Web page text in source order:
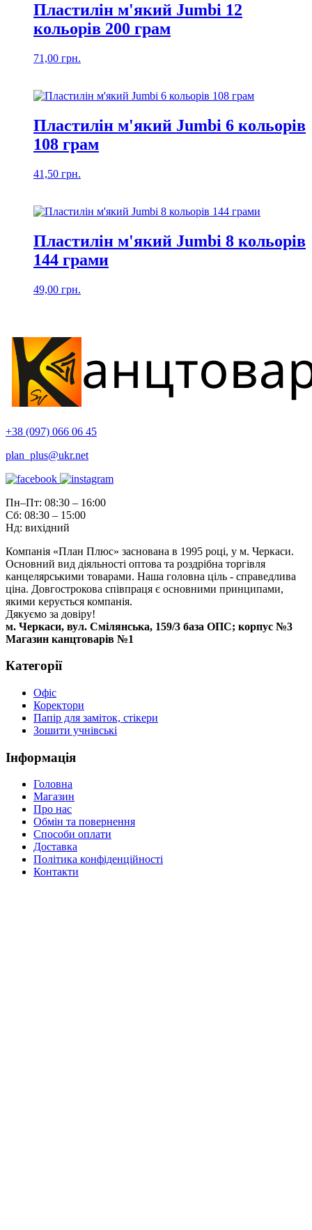
Пластилін м'який Jumbi 12
кольорів 200 грам
71,00 грн.
Пластилін м'який Jumbi 6 кольорів
108 грам
41,50 грн.
Пластилін м'який Jumbi 8 кольорів
144 грами
49,00 грн.
+38 (097) 066 06 45
plan_plus@ukr.net
Пн–Пт: 08:30 – 16:00
Сб: 08:30 – 15:00
Нд: вихідний
Компанія «План Плюс» заснована в 1995 році, у м. Черкаси.
Основний вид діяльності оптова та роздрібна торгівля
канцелярськими товарами. Наша головна ціль - справедлива
ціна. Довгострокова співпраця є основними принципами,
якими керується компанія.
Дякуємо за довіру!
м. Черкаси, вул. Смілянська, 159/3 база ОПС; корпус №3
Магазин канцтоварів №1
Категорії
Офіс
Коректори
Папір для заміток, стікери
Зошити учнівські
Інформація
Головна
Магазин
Про нас
Обмін та повернення
Способи оплати
Доставка
Політика конфіденційності
Контакти